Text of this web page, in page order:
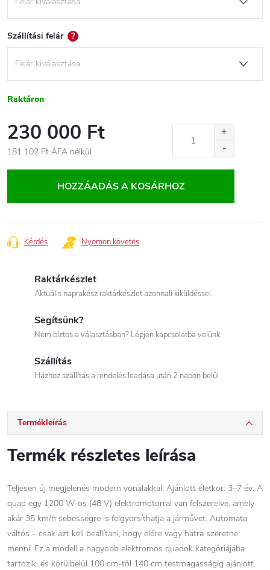
Szállítási felár ?
Raktáron
230 000 Ft
181 102 Ft ÁFA nélkül
HOZZÁADÁS A KOSÁRHOZ
Kérdés Nyomon követés
Raktárkészlet
Aktuális naprakész raktárkészlet azonnali kiküldéssel.
Segítsünk?
Nem biztos a választásban? Lépjen kapcsolatba velünk.
Szállítás
Házhoz szállítás a rendelés leadása után 2 napon belül.
Termékleírás
Termék részletes leírása
Teljesen új megjelenés modern vonalakkal. Ajánlott életkor: 3–7 év. A
quad egy 1200 W-os (48 V) elektromotorral van felszerelve, amely
akár 35 km/h sebességre is felgyorsíthatja a járművet. Automata
váltós – csak azt kell beállítani, hogy előre vagy hátra szeretne
menni. Ez a modell a nagyobb elektromos quadok kategóriájába
tartozik, és körülbelül 100 cm-től 140 cm testmagasságig ajánlott.